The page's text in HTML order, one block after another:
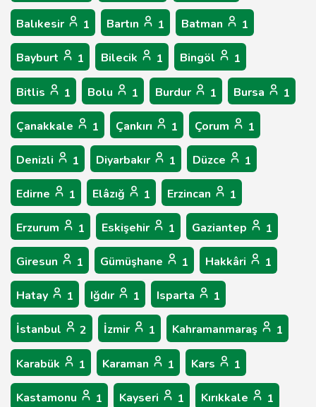
Balıkesir 1 Bartın 1 Batman 1
Bayburt 1 Bilecik 1 Bingöl 1
Bitlis 1 Bolu 1 Burdur 1 Bursa 1
Çanakkale 1 Çankırı 1 Çorum 1
Denizli 1 Diyarbakır 1 Düzce 1
Edirne 1 Elâzığ 1 Erzincan 1
Erzurum 1 Eskişehir 1 Gaziantep 1
Giresun 1 Gümüşhane 1 Hakkâri 1
Hatay 1 Iğdır 1 Isparta 1
İstanbul 2 İzmir 1 Kahramanmaraş 1
Karabük 1 Karaman 1 Kars 1
Kastamonu 1 Kayseri 1 Kırıkkale 1